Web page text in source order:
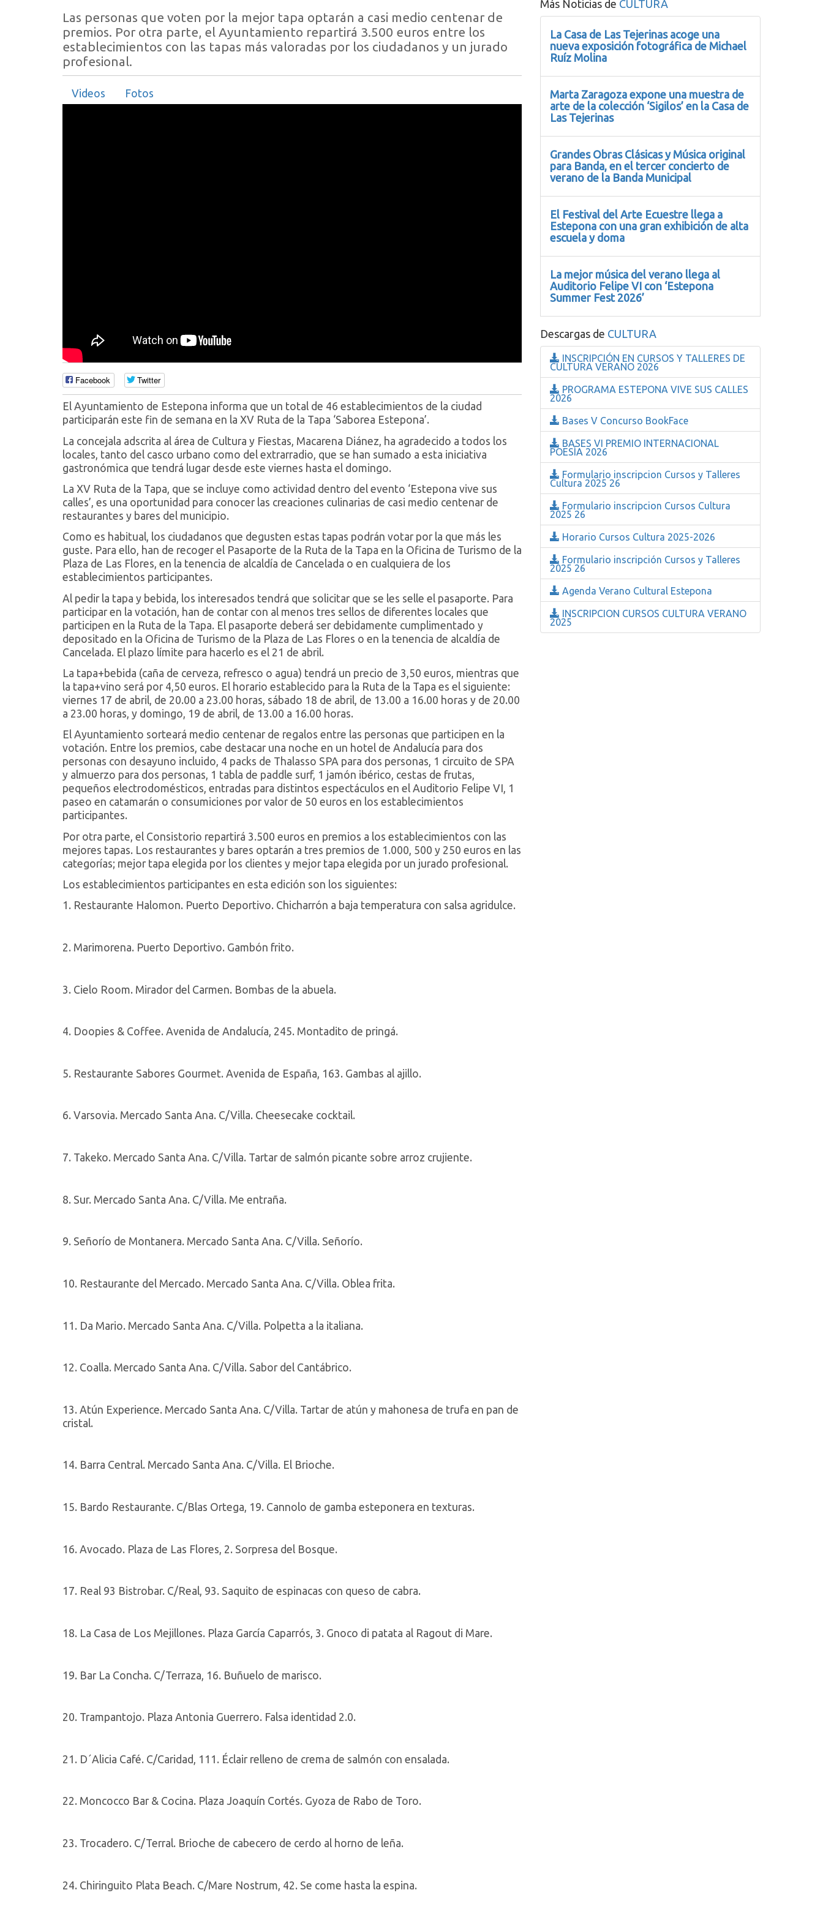
Las personas que voten por la mejor tapa optarán a casi medio centenar de
premios. Por otra parte, el Ayuntamiento repartirá 3.500 euros entre los
establecimientos con las tapas más valoradas por los ciudadanos y un jurado
profesional.
Videos Fotos
Facebook Twitter
El Ayuntamiento de Estepona informa que un total de 46 establecimientos de la ciudad
participarán este fin de semana en la XV Ruta de la Tapa ‘Saborea Estepona’.
La concejala adscrita al área de Cultura y Fiestas, Macarena Diánez, ha agradecido a todos los
locales, tanto del casco urbano como del extrarradio, que se han sumado a esta iniciativa
gastronómica que tendrá lugar desde este viernes hasta el domingo.
La XV Ruta de la Tapa, que se incluye como actividad dentro del evento ‘Estepona vive sus
calles’, es una oportunidad para conocer las creaciones culinarias de casi medio centenar de
restaurantes y bares del municipio.
Como es habitual, los ciudadanos que degusten estas tapas podrán votar por la que más les
guste. Para ello, han de recoger el Pasaporte de la Ruta de la Tapa en la Oficina de Turismo de la
Plaza de Las Flores, en la tenencia de alcaldía de Cancelada o en cualquiera de los
establecimientos participantes.
Al pedir la tapa y bebida, los interesados tendrá que solicitar que se les selle el pasaporte. Para
participar en la votación, han de contar con al menos tres sellos de diferentes locales que
participen en la Ruta de la Tapa. El pasaporte deberá ser debidamente cumplimentado y
depositado en la Oficina de Turismo de la Plaza de Las Flores o en la tenencia de alcaldía de
Cancelada. El plazo límite para hacerlo es el 21 de abril.
La tapa+bebida (caña de cerveza, refresco o agua) tendrá un precio de 3,50 euros, mientras que
la tapa+vino será por 4,50 euros. El horario establecido para la Ruta de la Tapa es el siguiente:
viernes 17 de abril, de 20.00 a 23.00 horas, sábado 18 de abril, de 13.00 a 16.00 horas y de 20.00
a 23.00 horas, y domingo, 19 de abril, de 13.00 a 16.00 horas.
El Ayuntamiento sorteará medio centenar de regalos entre las personas que participen en la
votación. Entre los premios, cabe destacar una noche en un hotel de Andalucía para dos
personas con desayuno incluido, 4 packs de Thalasso SPA para dos personas, 1 circuito de SPA
y almuerzo para dos personas, 1 tabla de paddle surf, 1 jamón ibérico, cestas de frutas,
pequeños electrodomésticos, entradas para distintos espectáculos en el Auditorio Felipe VI, 1
paseo en catamarán o consumiciones por valor de 50 euros en los establecimientos
participantes.
Por otra parte, el Consistorio repartirá 3.500 euros en premios a los establecimientos con las
mejores tapas. Los restaurantes y bares optarán a tres premios de 1.000, 500 y 250 euros en las
categorías; mejor tapa elegida por los clientes y mejor tapa elegida por un jurado profesional.
Los establecimientos participantes en esta edición son los siguientes:
1. Restaurante Halomon. Puerto Deportivo. Chicharrón a baja temperatura con salsa agridulce.
2. Marimorena. Puerto Deportivo. Gambón frito.
3. Cielo Room. Mirador del Carmen. Bombas de la abuela.
4. Doopies & Coffee. Avenida de Andalucía, 245. Montadito de pringá.
5. Restaurante Sabores Gourmet. Avenida de España, 163. Gambas al ajillo.
6. Varsovia. Mercado Santa Ana. C/Villa. Cheesecake cocktail.
7. Takeko. Mercado Santa Ana. C/Villa. Tartar de salmón picante sobre arroz crujiente.
8. Sur. Mercado Santa Ana. C/Villa. Me entraña.
9. Señorío de Montanera. Mercado Santa Ana. C/Villa. Señorío.
10. Restaurante del Mercado. Mercado Santa Ana. C/Villa. Oblea frita.
11. Da Mario. Mercado Santa Ana. C/Villa. Polpetta a la italiana.
12. Coalla. Mercado Santa Ana. C/Villa. Sabor del Cantábrico.
13. Atún Experience. Mercado Santa Ana. C/Villa. Tartar de atún y mahonesa de trufa en pan de
cristal.
14. Barra Central. Mercado Santa Ana. C/Villa. El Brioche.
15. Bardo Restaurante. C/Blas Ortega, 19. Cannolo de gamba esteponera en texturas.
16. Avocado. Plaza de Las Flores, 2. Sorpresa del Bosque.
17. Real 93 Bistrobar. C/Real, 93. Saquito de espinacas con queso de cabra.
18. La Casa de Los Mejillones. Plaza García Caparrós, 3. Gnoco di patata al Ragout di Mare.
19. Bar La Concha. C/Terraza, 16. Buñuelo de marisco.
20. Trampantojo. Plaza Antonia Guerrero. Falsa identidad 2.0.
21. D´Alicia Café. C/Caridad, 111. Éclair relleno de crema de salmón con ensalada.
22. Moncocco Bar & Cocina. Plaza Joaquín Cortés. Gyoza de Rabo de Toro.
23. Trocadero. C/Terral. Brioche de cabecero de cerdo al horno de leña.
24. Chiringuito Plata Beach. C/Mare Nostrum, 42. Se come hasta la espina.
Más Noticias de CULTURA
La Casa de Las Tejerinas acoge una
nueva exposición fotográfica de Michael
Ruíz Molina
Marta Zaragoza expone una muestra de
arte de la colección ‘Sigilos’ en la Casa de
Las Tejerinas
Grandes Obras Clásicas y Música original
para Banda, en el tercer concierto de
verano de la Banda Municipal
El Festival del Arte Ecuestre llega a
Estepona con una gran exhibición de alta
escuela y doma
La mejor música del verano llega al
Auditorio Felipe VI con ‘Estepona
Summer Fest 2026’
Descargas de CULTURA
INSCRIPCIÓN EN CURSOS Y TALLERES DE
CULTURA VERANO 2026
PROGRAMA ESTEPONA VIVE SUS CALLES
2026
Bases V Concurso BookFace
BASES VI PREMIO INTERNACIONAL
POESÍA 2026
Formulario inscripcion Cursos y Talleres
Cultura 2025 26
Formulario inscripcion Cursos Cultura
2025 26
Horario Cursos Cultura 2025-2026
Formulario inscripción Cursos y Talleres
2025 26
Agenda Verano Cultural Estepona
INSCRIPCION CURSOS CULTURA VERANO
2025